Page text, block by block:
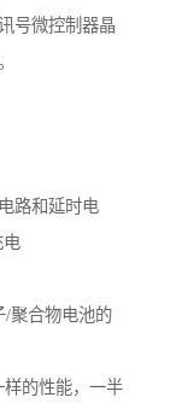
号微控制器晶
路和延时电
电
/聚合物电池的
样的性能，一半